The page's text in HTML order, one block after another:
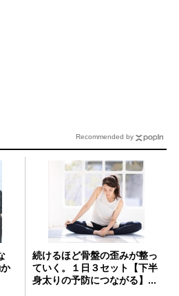
続けるほど骨盤の歪みが整っ
ていく。１日３セット【下半
身太りの予防につながる】...
Recommended by